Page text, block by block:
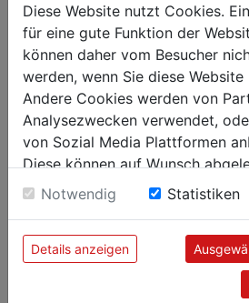
Diese Website nutzt Cookies.
für eine gute Funktion der
können daher vom Besucher
werden, wenn Sie diese
Andere Cookies werden von
Analysezwecken verwendet,
von Sozial Media Plattformen
Diese können auf Wunsch
sie unsere Webseite weiter
Einwilligung zu unseren Cookies.
Notwendig Statistiken
Details anzeigen